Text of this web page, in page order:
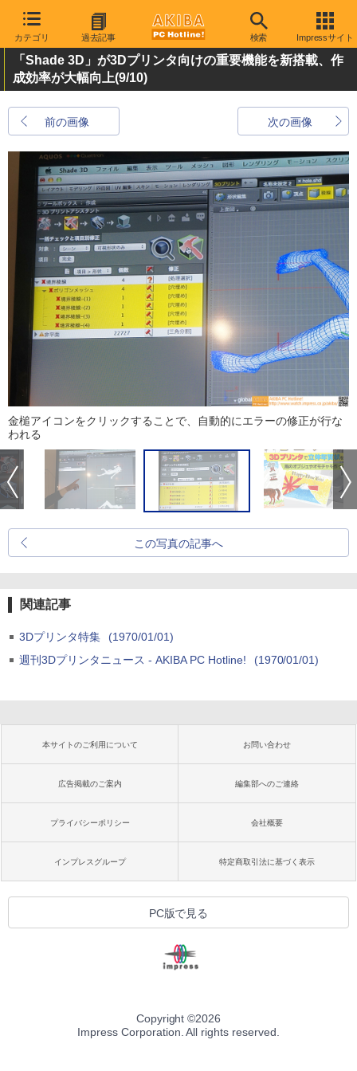
カテゴリ 過去記事 検索 Impressサイト
「Shade 3D」が3Dプリンタ向けの重要機能を新搭載、作
成効率が大幅向上(9/10)
前の画像 次の画像
金槌アイコンをクリックすることで、自動的にエラーの修正が行な
われる
この写真の記事へ
関連記事
3Dプリンタ特集
(1970/01/01)
週刊3Dプリンタニュース - AKIBA PC Hotline!
(1970/01/01)
本サイトのご利用について お問い合わせ
広告掲載のご案内 編集部へのご連絡
プライバシーポリシー 会社概要
インプレスグループ 特定商取引法に基づく表示
PC版で見る
Copyright ©2026
Impress Corporation. All rights reserved.